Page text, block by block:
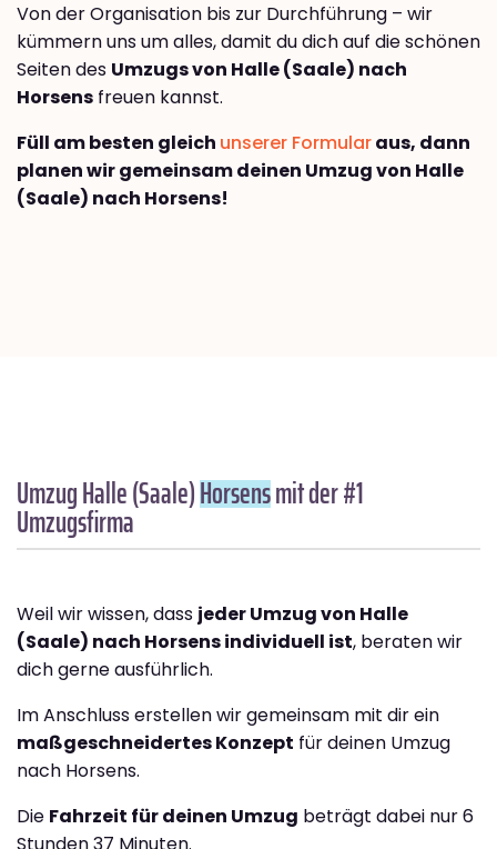
Von der Organisation bis zur Durchführung – wir
kümmern uns um alles, damit du dich auf die schönen
Seiten des Umzugs von Halle (Saale) nach
Horsens freuen kannst.
Füll am besten gleich unserer Formularaus, dann
planen wir gemeinsam deinen Umzug von Halle
(Saale) nach Horsens!
Umzug Halle (Saale)Horsensmit der #1
Umzugsfirma
Weil wir wissen, dass jeder Umzug von Halle
(Saale) nach Horsens individuell ist, beraten wir
dich gerne ausführlich.
Im Anschluss erstellen wir gemeinsam mit dir ein
maßgeschneidertes Konzept für deinen Umzug
nach Horsens.
Die Fahrzeit für deinen Umzug beträgt dabei nur 6